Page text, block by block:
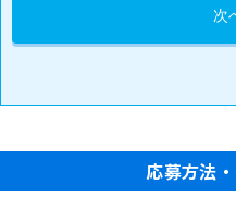
応募方法